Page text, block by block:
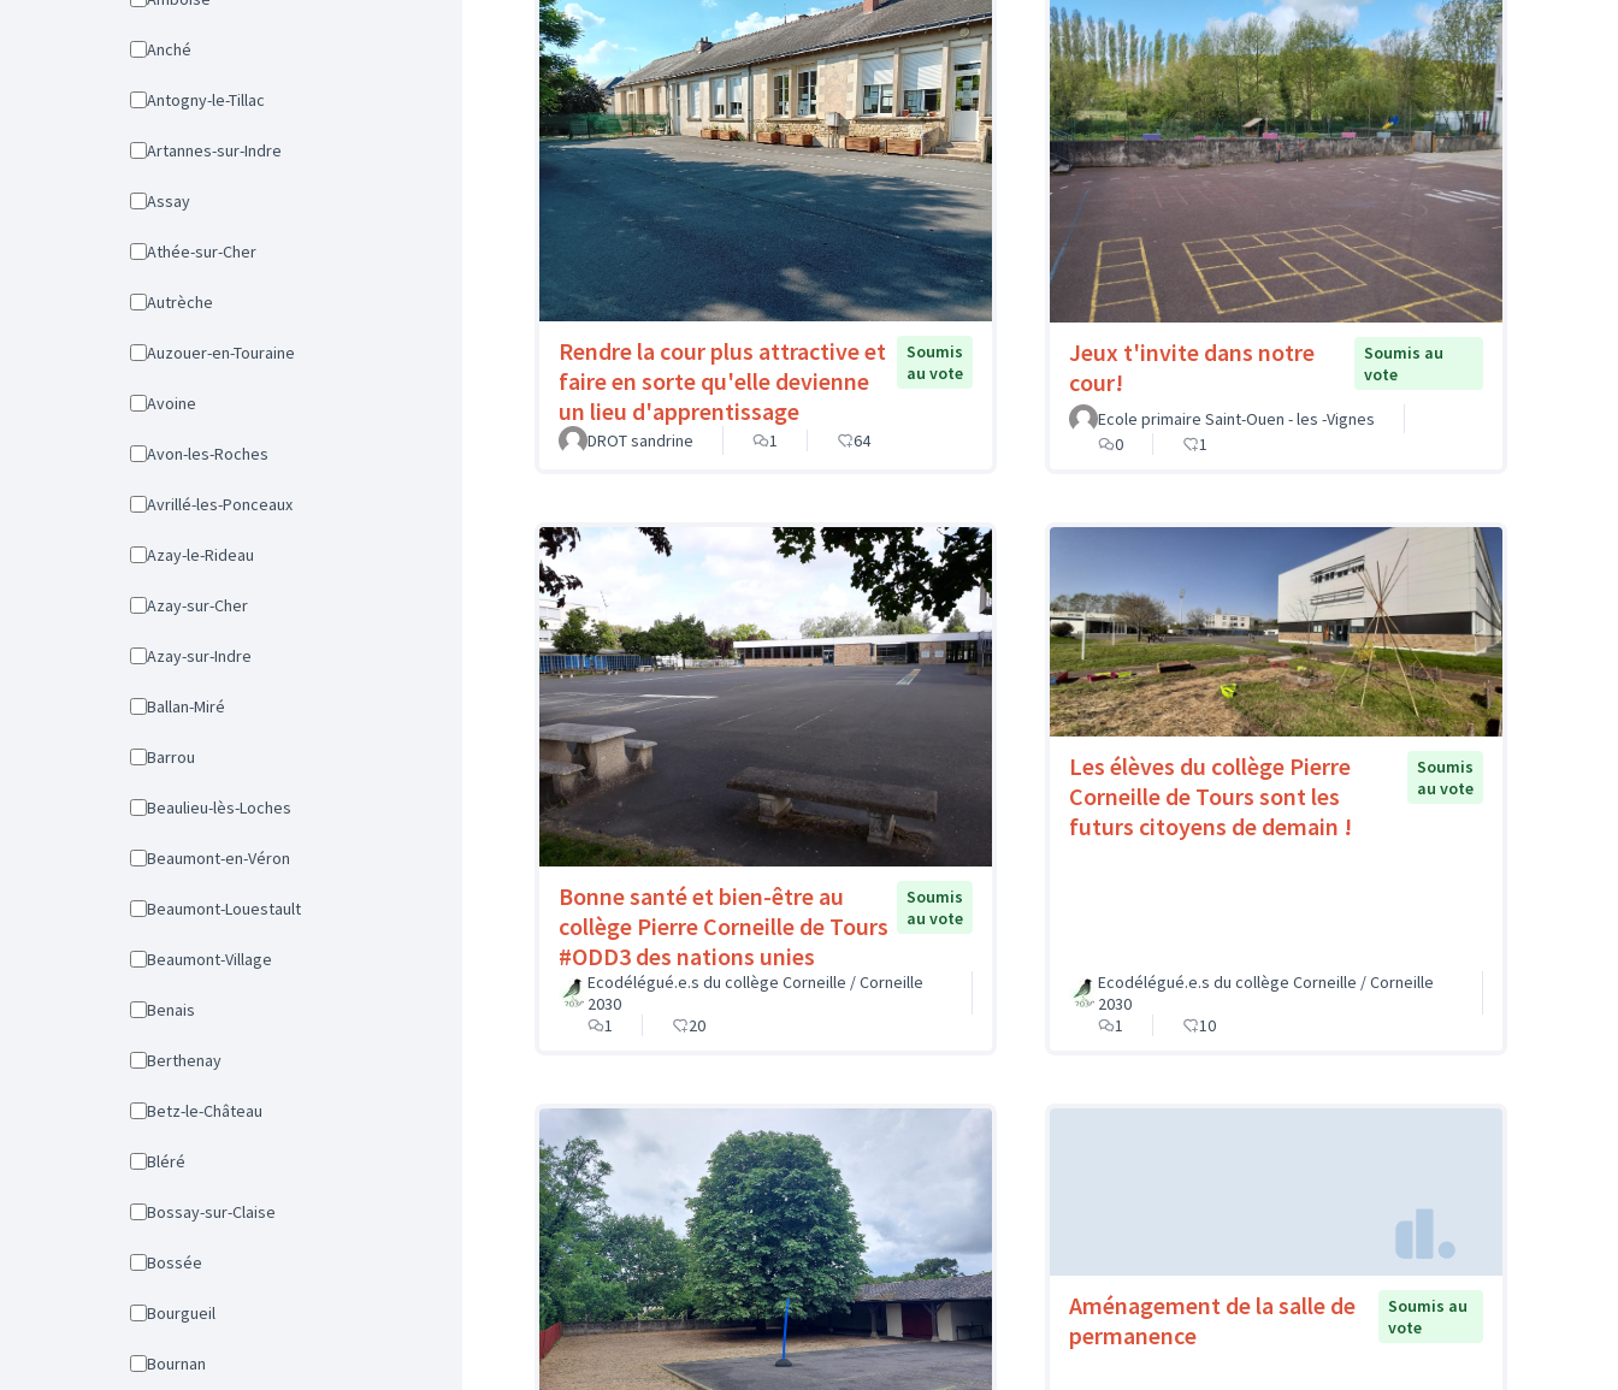
Anché
Antogny-le-Tillac
Artannes-sur-Indre
Assay
Athée-sur-Cher
Autrèche
Auzouer-en-Touraine
Avoine
Avon-les-Roches
Avrillé-les-Ponceaux
Azay-le-Rideau
Azay-sur-Cher
Azay-sur-Indre
Ballan-Miré
Barrou
Beaulieu-lès-Loches
Beaumont-en-Véron
Beaumont-Louestault
Beaumont-Village
Benais
Berthenay
Betz-le-Château
Bléré
Bossay-sur-Claise
Bossée
Bourgueil
Bournan
Rendre la cour plus attractive et
faire en sorte qu'elle devienne
un lieu d'apprentissage
Soumis
au vote
DROT sandrine 1 64
Jeux t'invite dans notre
cour!
Soumis au
vote
Ecole primaire Saint-Ouen - les -Vignes
0
1
Bonne santé et bien-être au
collège Pierre Corneille de Tours
#ODD3 des nations unies
Soumis
au vote
Ecodélégué.e.s du collège Corneille / Corneille
2030
1
20
Les élèves du collège Pierre
Corneille de Tours sont les
futurs citoyens de demain !
Soumis
au vote
Ecodélégué.e.s du collège Corneille / Corneille
2030
1
10
Aménagement de la salle de
permanence
Soumis au
vote